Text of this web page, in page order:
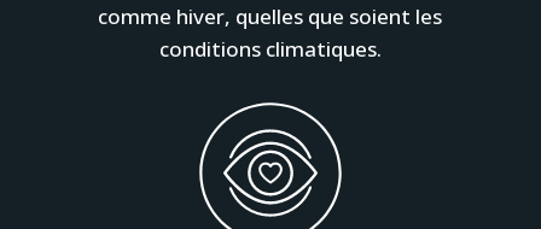
comme hiver, quelles que soient les
conditions climatiques.